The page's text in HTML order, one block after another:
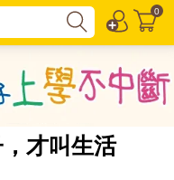
0
，才叫生活